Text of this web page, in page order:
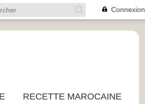
Connexion
RECETTE MAROCAINE